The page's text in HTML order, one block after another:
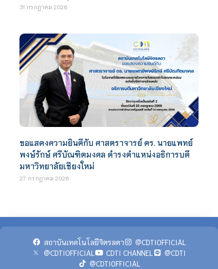
31 กรกฎาคม 2026
ขอแสดงความยินดีกับ ศาสตราจารย์ ดร. นายแพทย์
พงษ์รักษ์ ศรีบัณฑิตมงคล ดำรงตำแหน่งอธิการบดี
มหาวิทยาลัยเชียงใหม่
27 กรกฎาคม 2026
สถาบันเทคโนโลยีจิตรลดา
@CDTIOFFICIAL
@CDTIOFFICIAL
CDTI CHANNEL
@CDTI
@CDTIOFFICIAL